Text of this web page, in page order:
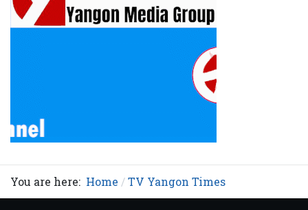
You are here: Home TV Yangon Times